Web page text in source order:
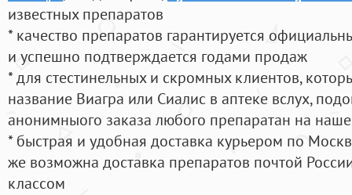
известных препаратов
* качество препаратов гарантируется
и успешно подтверждается годами продаж
* для стестинельных и скромных клиентов,
название Виагра или Сиалис в аптеке вслух,
анонимныого заказа любого препаратан на
* быстрая и удобная доставка курьером по
же возможна доставка препаратов почтой
классом